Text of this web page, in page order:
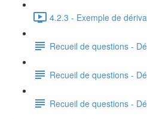
4.2.3 - Exemple de
Recueil de questions -
Recueil de questions -
Recueil de questions -